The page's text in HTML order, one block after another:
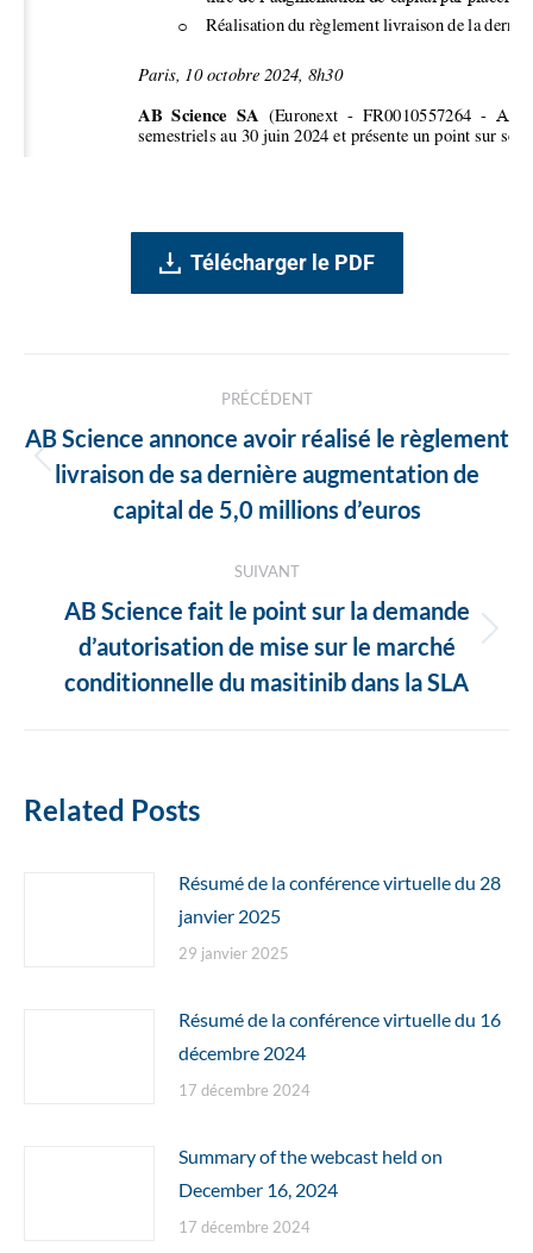
Télécharger le PDF
des
articles
PRÉCÉDENT
Article
précédent
AB Science annonce avoir réalisé le règlement
livraison de sa dernière augmentation de
capital de 5,0 millions d’euros
SUIVANT
Article
suivant
AB Science fait le point sur la demande
d’autorisation de mise sur le marché
conditionnelle du masitinib dans la SLA
Related Posts
Résumé de la conférence virtuelle du 28
janvier 2025
29 janvier 2025
Résumé de la conférence virtuelle du 16
décembre 2024
17 décembre 2024
Summary of the webcast held on
December 16, 2024
17 décembre 2024